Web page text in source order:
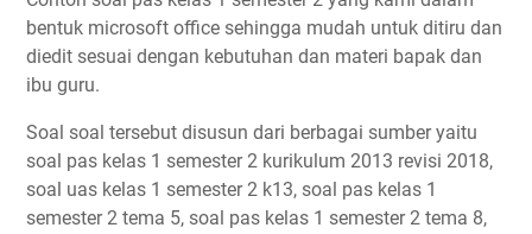
bentuk microsoft office sehingga mudah untuk ditiru dan
diedit sesuai dengan kebutuhan dan materi bapak dan
ibu guru.
Soal soal tersebut disusun dari berbagai sumber yaitu
soal pas kelas 1 semester 2 kurikulum 2013 revisi 2018,
soal uas kelas 1 semester 2 k13, soal pas kelas 1
semester 2 tema 5, soal pas kelas 1 semester 2 tema 8,